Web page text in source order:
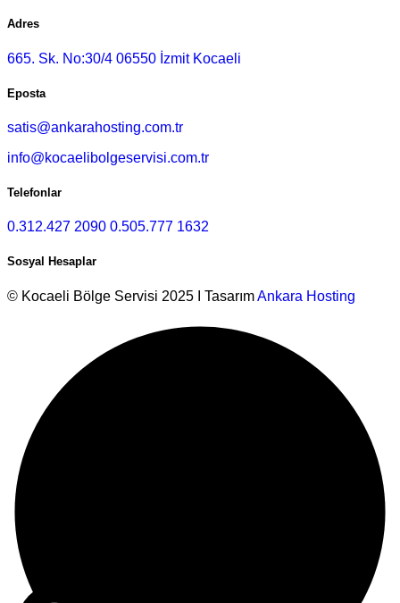
Adres
665. Sk. No:30/4 06550 İzmit Kocaeli
Eposta
satis@ankarahosting.com.tr
info@kocaelibolgeservisi.com.tr
Telefonlar
0.312.427 2090 0.505.777 1632
Sosyal Hesaplar
© Kocaeli Bölge Servisi 2025 I TasarımAnkara Hosting